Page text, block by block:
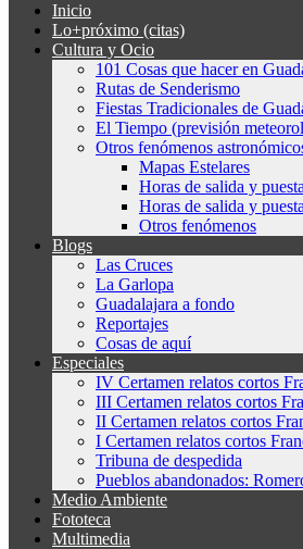
Inicio
Lo+próximo (citas)
Cultura y Ocio
101 Cosas que hacer en
Rutas de Senderismo
Fiestas Tradicionales de
El Tiempo (previsión
Otros fenómenos
Mapas Estelares
Horas de salida y
Horas de salida y
Otros fenómenos
Blogs
Las Cruces
La Garlopa
Guadalajara a fondo
Reportajes
Cosas de aquí
Especiales
IV Certamen relatos cortos
III Certamen relatos cortos
II Certamen relatos cortos
I Certamen relatos cortos
Tribuna de despedida
Pueblos abandonados:
Medio Ambiente
Fototeca
Multimedia